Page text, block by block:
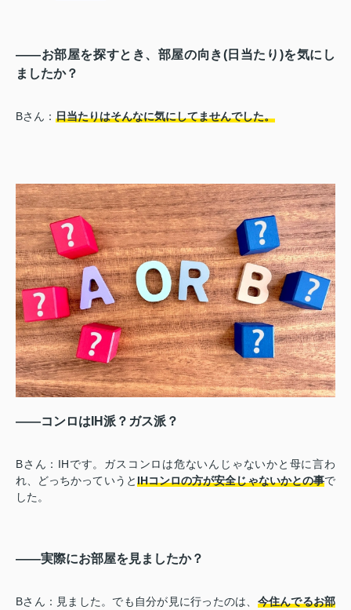
――お部屋を探すとき、部屋の向き(日当たり)を気にし
ましたか？
Bさん： 日当たりはそんなに気にしてませんでした。
――コンロはIH派？ガス派？
Bさん：IHです。ガスコンロは危ないんじゃないかと母に言わ
れ、どっちかっていうとIHコンロの方が安全じゃないかとの事で
した。
――実際にお部屋を見ましたか？
Bさん：見ました。でも自分が見に行ったのは、 今住んでるお部